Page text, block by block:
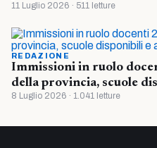
11 Luglio 2026 · 511 letture
REDAZIONE
Immissioni in ruolo
della provincia, scuole
8 Luglio 2026 · 1.041 letture